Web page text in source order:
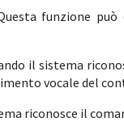
funzione
il sistema
vocale del
riconosce il